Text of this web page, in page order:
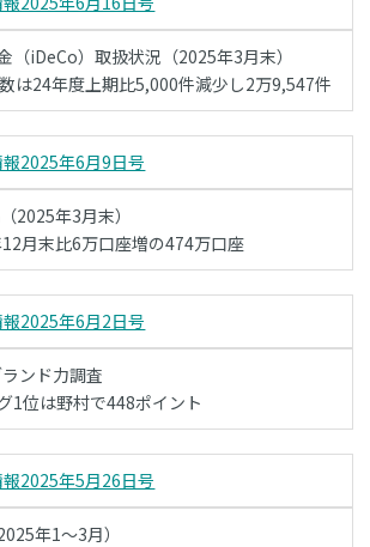
（iDeCo）取扱状況（2025年3月末）
は24年度上期比5,000件減少し2万9,547件
2025年6月9日号
2025年3月末）
月末比6万口座増の474万口座
2025年6月2日号
ンド力調査
1位は野村で448ポイント
2025年5月26日号
年1～3月）